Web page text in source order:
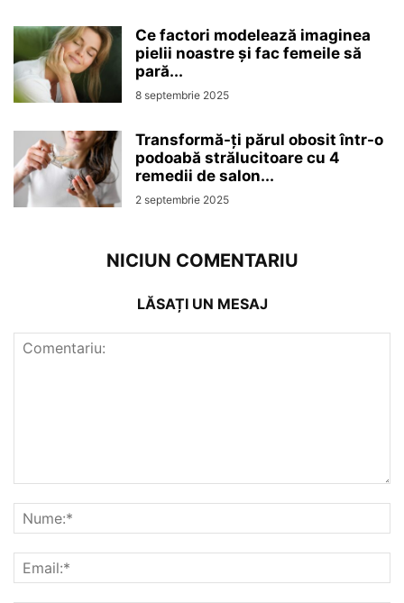
Ce factori modelează imaginea
pielii noastre și fac femeile să
pară...
8 septembrie 2025
Transformă-ți părul obosit într-o
podoabă strălucitoare cu 4
remedii de salon...
2 septembrie 2025
NICIUN COMENTARIU
LĂSAȚI UN MESAJ